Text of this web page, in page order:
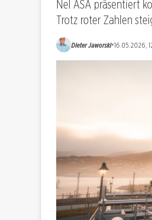
Nel ASA präsentiert
Trotz roter Zahlen
Dieter Jaworski•16.05.2026,